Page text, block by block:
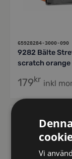
65928284-3000-090
9282 Bälte
scratch orange
179kr inkl
JOBMAN
Vi